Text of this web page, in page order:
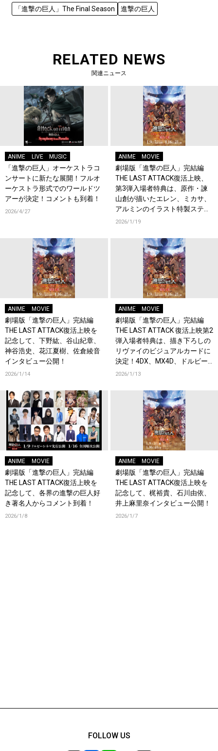
「進撃の巨人」The Final Season 進撃の巨人
RELATED NEWS
関連ニュース
ANIME LIVE MUSIC
「進撃の巨人」オーケストラコ
ンサートに新たな展開！フルオ
ーケストラ形式でのワールドツ
アーが決定！コメントも到着！
2026/4/27
ANIME MOVIE
劇場版「進撃の巨人」完結編
THE LAST ATTACK復活上映、
第3弾入場者特典は、原作・諫
山創が描いたエレン、ミカサ、
アルミンのイラスト特製ステッ
カー (4カット) に決定！
2026/1/19
ANIME MOVIE
劇場版「進撃の巨人」完結編
THE LAST ATTACK復活上映を
記念して、下野紘、谷山紀章、
神谷浩史、花江夏樹、佐倉綾音
インタビュー公開！
2026/1/14
ANIME MOVIE
劇場版「進撃の巨人」完結編
THE LAST ATTACK 復活上映第2
弾入場者特典は、描き下ろしの
リヴァイのビジュアルカードに
決定！4DX、MX4D、ドルビー
アトモス版も上映決定！
2026/1/13
ANIME MOVIE
劇場版「進撃の巨人」完結編
THE LAST ATTACK復活上映を
記念して、各界の進撃の巨人好
き著名人からコメント到着！
2026/1/8
ANIME MOVIE
劇場版「進撃の巨人」完結編
THE LAST ATTACK復活上映を
記念して、梶裕貴、石川由依、
井上麻里奈インタビュー公開！
2026/1/7
FOLLOW US